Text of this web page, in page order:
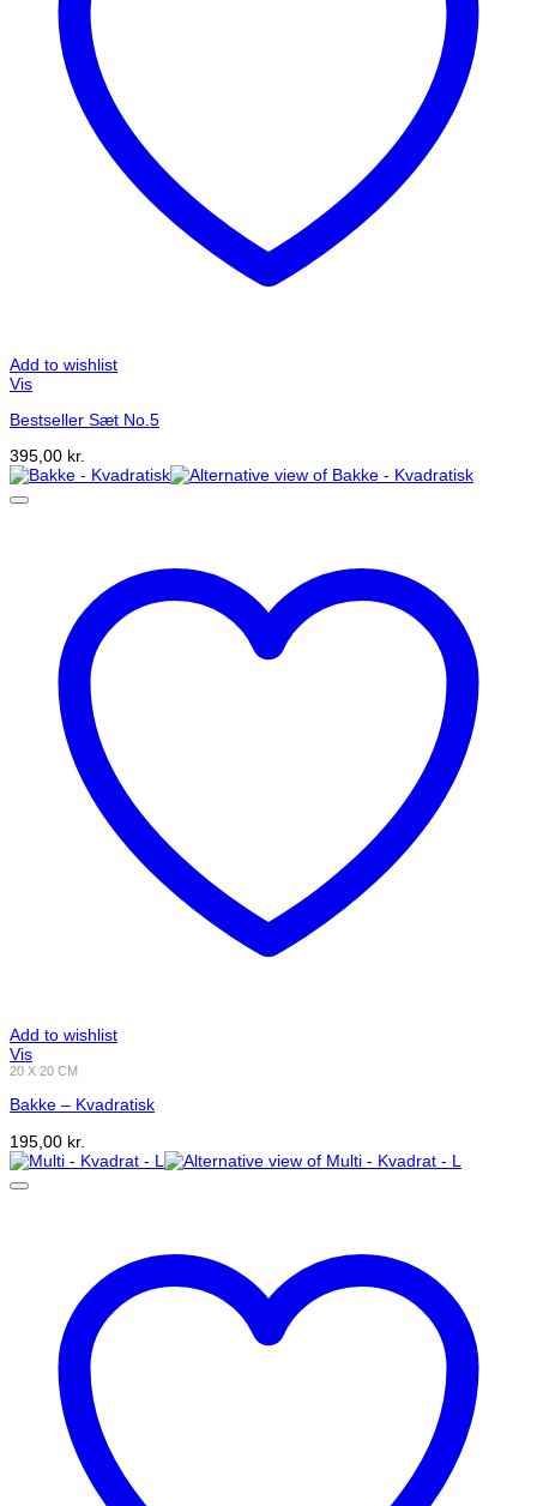
Add to wishlist
Vis
Bestseller Sæt No.5
395,00 kr.
Add to wishlist
Vis
20 X 20 CM
Bakke – Kvadratisk
195,00 kr.